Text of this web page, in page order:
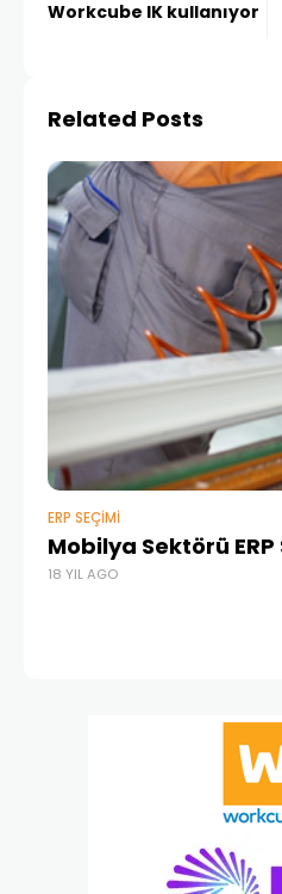
Workcube IK kullanıyor
Related Posts
ERP SEÇIMI
Mobilya Sektörü
18 YIL AGO